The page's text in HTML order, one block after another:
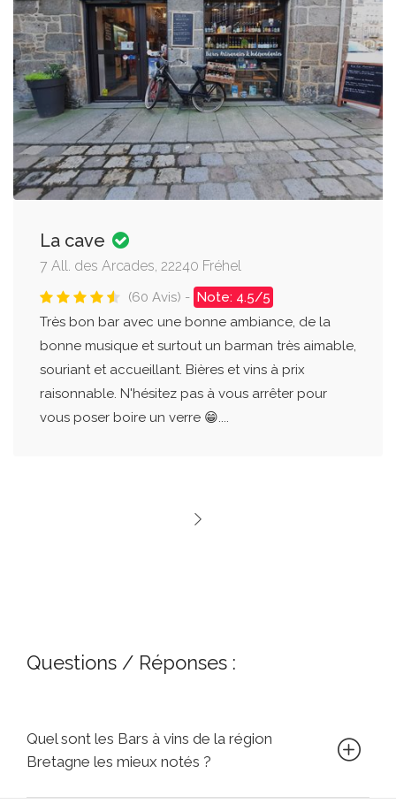
La cave
7 All. des Arcades, 22240 Fréhel
(60 Avis) - Note: 4.5/5
Très bon bar avec une bonne ambiance, de la
bonne musique et surtout un barman très aimable,
souriant et accueillant. Bières et vins à prix
raisonnable. N'hésitez pas à vous arrêter pour
vous poser boire un verre 😁....
Questions / Réponses :
Quel sont les Bars à vins de la région
Bretagne les mieux notés ?